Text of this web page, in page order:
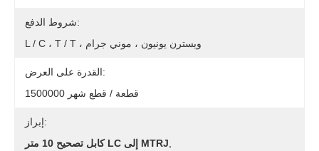
شروط الدفع:
L / C ، T / T ، ويسترن يونيون ، موني جرام
القدرة على العرض:
1500000 قطعة / قطع شهر
إبراز:
كابل تصحيح 10 متر LC إلى MTRJ